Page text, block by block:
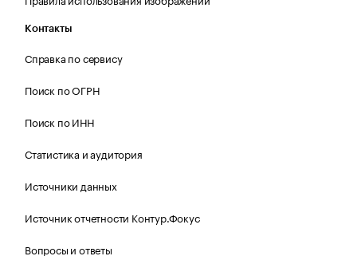
Контакты
Справка по сервису
Поиск по ОГРН
Поиск по ИНН
Статистика и аудитория
Источники данных
Источник отчетности Контур.Фокус
Вопросы и ответы